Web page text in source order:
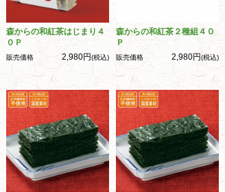
森からの和紅茶はじまり４
０Ｐ
販売価格 2,980円(税込)
森からの和紅茶２種組４０
Ｐ
販売価格 2,980円(税込)